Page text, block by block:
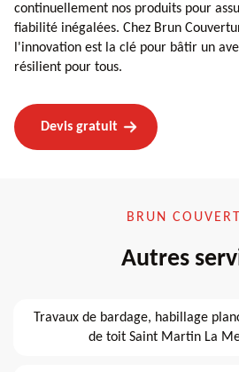
continuellement nos produits pour
fiabilité inégalées. Chez Brun
l'innovation est la clé pour bâtir un
résilient pour tous.
Devis gratuit
BRUN
Autres
Travaux de bardage, habillage
de toit Saint Martin La